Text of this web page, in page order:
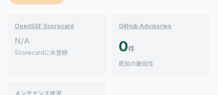
OpenSSF Scorecard
N/A
Scorecardに未登録
GitHub Advisories
0件
既知の脆弱性
メンテナンス状況